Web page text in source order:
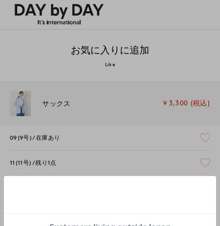
お気に入りに追加
Like
サックス ￥3,300 (税込)
09(9号) 在庫あり
11(11号) 残り1点